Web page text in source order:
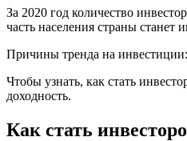
За 2020 год количество
часть населения страны станет
Причины тренда на
Чтобы узнать, как стать
доходность.
Как стать